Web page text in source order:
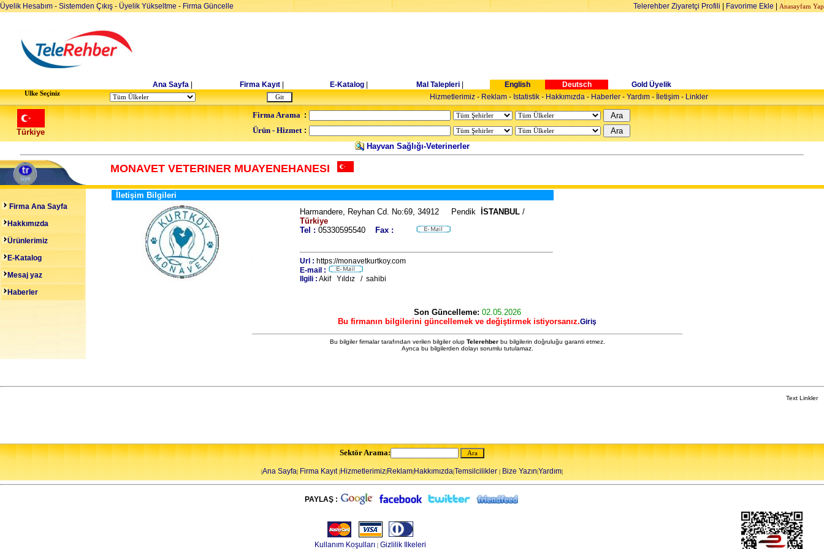
Üyelik Hesabım - Sistemden Çıkış - Üyelik Yükseltme - Firma Güncelle Telerehber Ziyaretçi Profili Favorime Ekle Anasayfam Yap
Ana Sayfa Firma Kayıt E-Katalog Mal Talepleri| English Deutsch Gold Üyelik
Ulke Seçiniz Hizmetlerimiz-Reklam-Istatistik-Hakkımızda-Haberler-Yardım-İletişim-Linkler
Türkiye
Firma Arama :
Ürün - Hizmet :
Hayvan Sağlığı-Veterinerler
MONAVET VETERINER MUAYENEHANESI
Firma Ana Sayfa
Hakkımızda
Ürünlerimiz
E-Katalog
Mesaj yaz
Haberler
İletişim Bilgileri
Harmandere, Reyhan Cd. No:69, 34912 Pendik
İSTANBUL /
Türkiye
Tel : 05330595540 Fax :
Url : https://monavetkurtkoy.com
E-mail :
Ilgili : Akif Yıldız / sahibi
Son Güncelleme: 02.05.2026
Bu firmanın bilgilerini güncellemek ve değiştirmek istiyorsanız.Giriş
Bu bilgiler firmalar tarafından verilen bilgiler olup Telerehberbu bilgilerin doğruluğu garanti etmez.
Ayrıca bu bilgilerden dolayı sorumlu tutulamaz.
Text Linkler
Sektör Arama:
|Ana Sayfa| Firma Kayıt|Hizmetlerimiz|Reklam|Hakkımızda|Temsilcilikler | Bize Yazın|Yardım|
PAYLAŞ :
Kullanım Koşulları | Gizlilik Ilkeleri